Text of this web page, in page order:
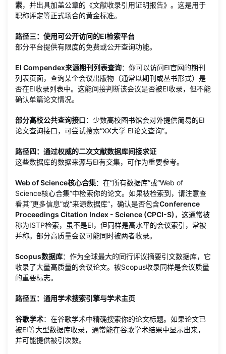
索，并出具加盖公章的《文献收录引用证明报告》。这是用于
职称评定等正式场合的黄金标准。
路径三：使用可公开访问的EI检索平台
部分平台提供有限度的免费或公开查询功能。
EI Compendex来源期刊列表查询：你可以访问EI官网的期刊
列表页面，查询某个会议出版物（通常以期刊或丛书形式）是
否在EI收录列表中。这能间接判断该会议是否被EI收录，但不能
确认单篇论文情况。
部分高校公共查询接口：少数高校图书馆会对外提供简易的EI
论文查询接口，可尝试搜索“XX大学 EI论文查询”。
路径四：通过权威的二次文献数据库间接求证
这些数据库的数据来源与EI有交集，可作为重要参考。
Web of Science核心合集：在“所有数据库”或“Web of
Science核心合集”中检索你的论文。如果被检索到，请注意查
看其“更多信息”或“来源数据库”，确认是否包含Conference
Proceedings Citation Index - Science (CPCI-S) ，这通常被
称为ISTP检索，虽不是EI，但同样是高水平的会议索引，常被
并称。部分高质量会议可能同时被两者收录。
Scopus数据库：作为全球最大的同行评议摘要引文数据库，它
收录了大量高质量的会议论文。被Scopus收录同样是会议质量
的重要标志。
路径五：通用学术搜索引擎与学术主页
谷歌学术：在谷歌学术中精确搜索你的论文标题。如果论文已
被EI等大型数据库收录，通常能在谷歌学术结果中显示出来，
并可能提供被引次数。